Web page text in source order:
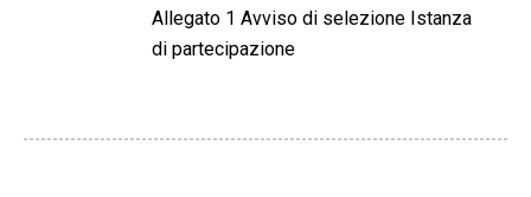
Allegato 1 Avviso di selezione Istanza
di partecipazione